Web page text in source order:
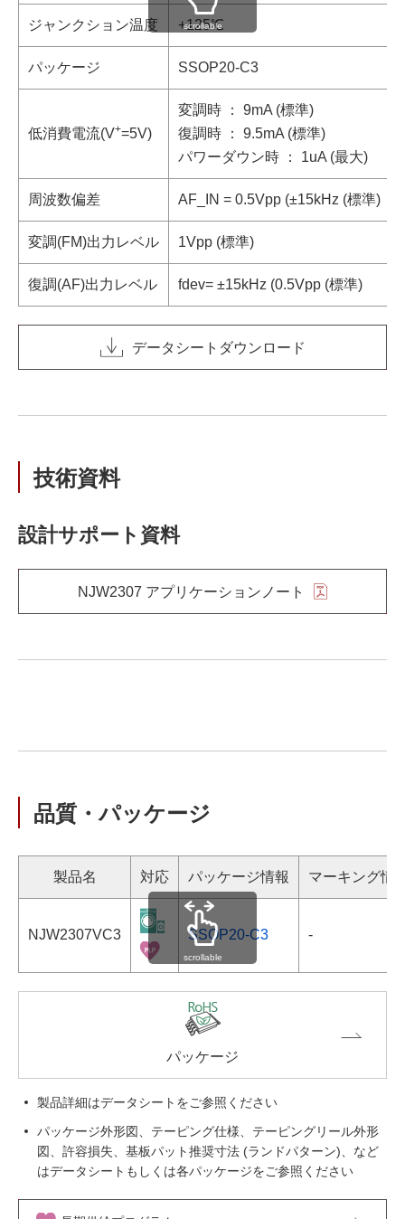
ジャンクション温度 +125℃
パッケージ SSOP20-C3
低消費電流(V+=5V)
変調時 ： 9mA (標準)
復調時 ： 9.5mA (標準)
パワーダウン時 ： 1uA (最大)
周波数偏差 AF_IN = 0.5Vpp (±15kHz (標準)
変調(FM)出力レベル 1Vpp (標準)
復調(AF)出力レベル fdev= ±15kHz (0.5Vpp (標準)
scrollable
データシートダウンロード
技術資料
設計サポート資料
NJW2307 アプリケーションノート
品質・パッケージ
製品名 対応 パッケージ情報 マーキング情
NJW2307VC3 SSOP20-C3 -
scrollable
パッケージ
製品詳細はデータシートをご参照ください
パッケージ外形図、テーピング仕様、テーピングリール外形
図、許容損失、基板パット推奨寸法 (ランドパターン)、など
はデータシートもしくは各パッケージをご参照ください